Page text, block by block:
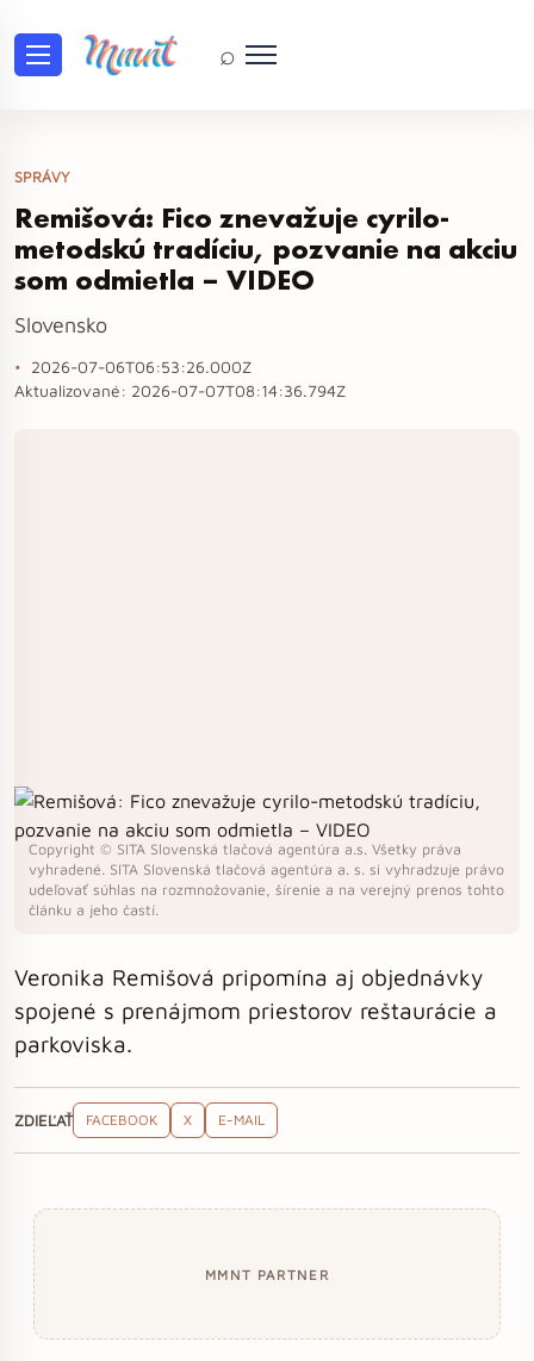
⌕
SPRÁVY
Remišová: Fico znevažuje cyrilo-
metodskú tradíciu, pozvanie na akciu
som odmietla – VIDEO
Slovensko
2026-07-06T06:53:26.000Z
Aktualizované: 2026-07-07T08:14:36.794Z
Copyright © SITA Slovenská tlačová agentúra a.s. Všetky práva
vyhradené. SITA Slovenská tlačová agentúra a. s. si vyhradzuje právo
udeľovať súhlas na rozmnožovanie, šírenie a na verejný prenos tohto
článku a jeho častí.
Veronika Remišová pripomína aj objednávky
spojené s prenájmom priestorov reštaurácie a
parkoviska.
ZDIEĽAŤ FACEBOOK X E-MAIL
MMNT PARTNER